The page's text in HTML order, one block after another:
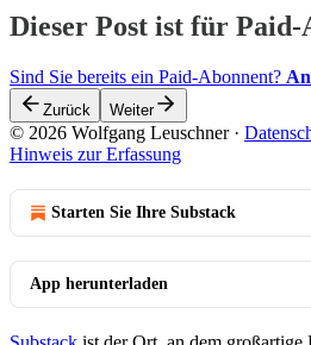
Dieser Post ist für Paid-
Sind Sie bereits ein Paid-Abonnent?
Zurück Weiter
© 2026 Wolfgang Leuschner·
Hinweis zur Erfassung
Starten Sie Ihre Substack
App herunterladen